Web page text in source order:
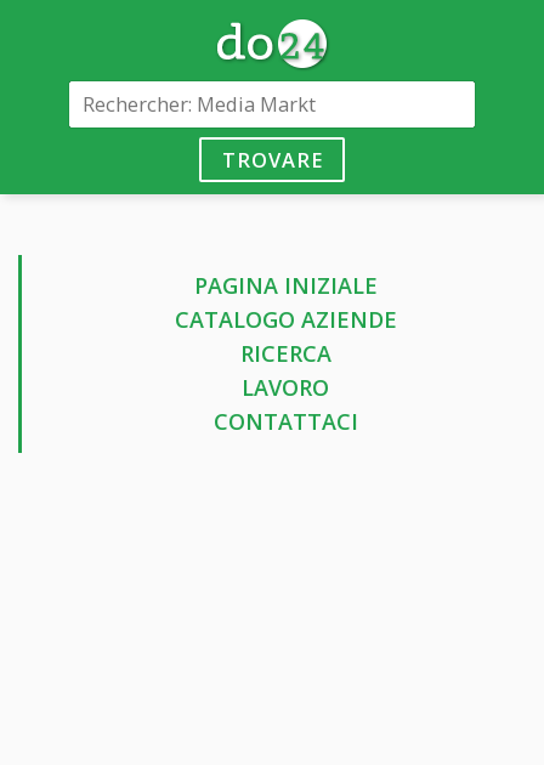
TROVARE
PAGINA INIZIALE
CATALOGO AZIENDE
RICERCA
LAVORO
CONTATTACI